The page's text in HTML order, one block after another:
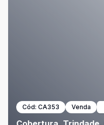
Cód: CA353 Venda